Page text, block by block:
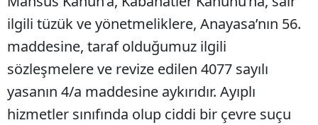
ilgili tüzük ve yönetmeliklere, Anayasa’nın 56.
maddesine, taraf olduğumuz ilgili
sözleşmelere ve revize edilen 4077 sayılı
yasanın 4/a maddesine aykırıdır. Ayıplı
hizmetler sınıfında olup ciddi bir çevre suçu